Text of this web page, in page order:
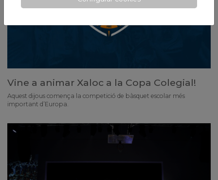
Vine a animar Xaloc a la Copa Colegial!
Aquest dijous comença la competició de bàsquet escolar més
important d’Europa.